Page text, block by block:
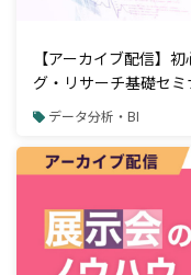
【アーカイブ配信】
グ・リサーチ基礎セミ
データ分析・BI